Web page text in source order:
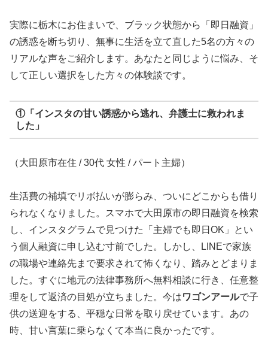
実際に栃木にお住まいで、ブラック状態から「即日融資」
の誘惑を断ち切り、無事に生活を立て直した5名の方々の
リアルな声をご紹介します。あなたと同じように悩み、そ
して正しい選択をした方々の体験談です。
①「インスタの甘い誘惑から逃れ、弁護士に救われま
した」
（大田原市在住 / 30代 女性 / パート主婦）
生活費の補填でリボ払いが膨らみ、ついにどこからも借り
られなくなりました。スマホで大田原市の即日融資を検索
し、インスタグラムで見つけた「主婦でも即日OK」とい
う個人融資に申し込む寸前でした。しかし、LINEで家族
の職場や連絡先まで要求されて怖くなり、踏みとどまりま
した。すぐに地元の法律事務所へ無料相談に行き、任意整
理をして返済の目処が立ちました。今はワゴンアールで子
供の送迎をする、平穏な日常を取り戻せています。あの
時、甘い言葉に乗らなくて本当に良かったです。